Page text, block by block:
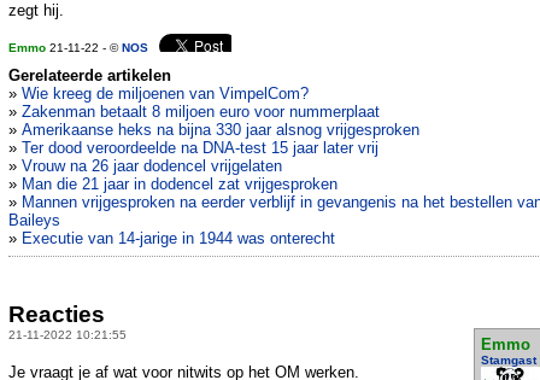
zegt hij.
Emmo 21-11-22 - ©NOS
Gerelateerde artikelen
» Wie kreeg de miljoenen van VimpelCom?
» Zakenman betaalt 8 miljoen euro voor nummerplaat
» Amerikaanse heks na bijna 330 jaar alsnog vrijgesproken
» Ter dood veroordeelde na DNA-test 15 jaar later vrij
» Vrouw na 26 jaar dodencel vrijgelaten
» Man die 21 jaar in dodencel zat vrijgesproken
» Mannen vrijgesproken na eerder verblijf in gevangenis na het bestellen
Baileys
» Executie van 14-jarige in 1944 was onterecht
Reacties
21-11-2022 10:21:55
Emmo
Stamgast
Je vraagt je af wat voor nitwits op het OM werken.